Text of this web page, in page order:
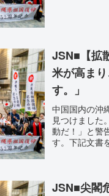
JSN■【拡
米が高ま
す。」
中国国内の沖
見つけました
動だ！」と警
す。下記文書
JSN■尖閣